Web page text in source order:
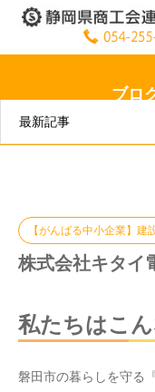
ブロ
最新記事
【がんばる中小企業】建
株式会社キタイ
私たちはこ
磐田市の暮らしを守る